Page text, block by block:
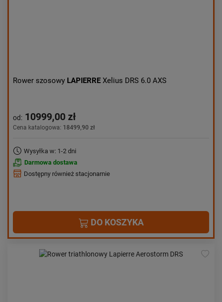
Rower szosowy LAPIERRE Xelius DRS 6.0 AXS
od: 10999,00 zł
Cena katalogowa: 18499,90 zł
Wysyłka w: 1-2 dni
Darmowa dostawa
Dostępny również stacjonarnie
DO KOSZYKA